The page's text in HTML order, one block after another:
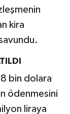
kira
bin dolara
ödenmesini
liraya